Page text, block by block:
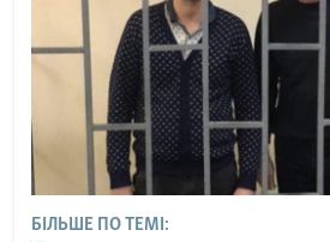
БІЛЬШЕ ПО ТЕМІ: